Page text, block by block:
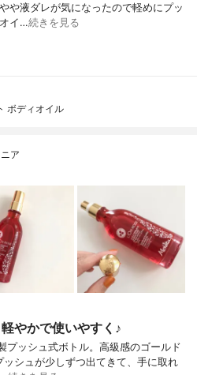
や液ダレが気になったので軽めにプッ
イ…続きを見る
ボディオイル
ア
やかで使いやすく♪
プッシュ式ボトル。高級感のゴールド
シュが少しずつ出てきて、手に取れ